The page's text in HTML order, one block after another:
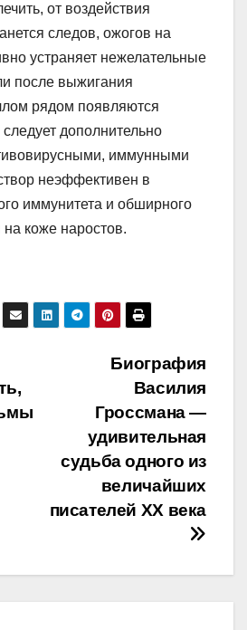
от воздействия
следов, ожогов на
устраняет нежелательные
после выжигания
рядом появляются
дополнительно
иммунными
неэффективен в
иммунитета и обширного
коже наростов.
Биография
Василия
Гроссмана —
удивительная
судьба одного из
величайших
писателей XX века